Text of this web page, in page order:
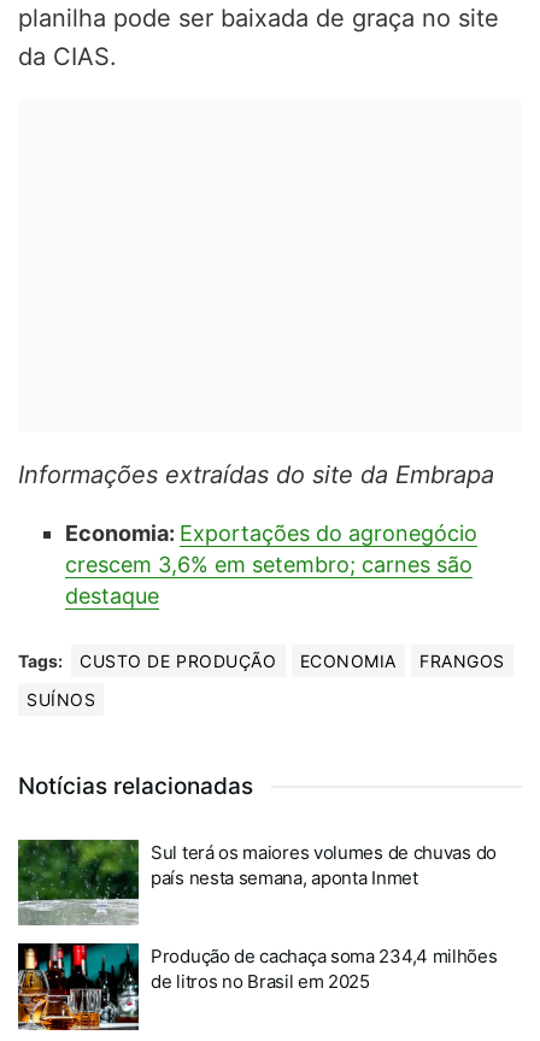
planilha pode ser baixada de graça no site
da CIAS.
Informações extraídas do site da Embrapa
Economia: Exportações do agronegócio
crescem 3,6% em setembro; carnes são
destaque
Tags: CUSTO DE PRODUÇÃO ECONOMIA
FRANGOS
SUÍNOS
Notícias relacionadas
Sul terá os maiores volumes de chuvas do
país nesta semana, aponta Inmet
Produção de cachaça soma 234,4 milhões
de litros no Brasil em 2025